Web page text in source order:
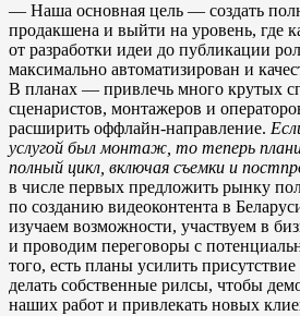
— Наша основная цель — создать
продакшена и выйти на уровень, где
от разработки идеи до публикации
максимально автоматизирован и
В планах — привлечь много крутых
сценаристов, монтажеров и
расширить оффлайн-направление.
услугой был монтаж, то теперь
полный цикл, включая съемки и
в числе первых предложить рынку
по созданию видеоконтента в
изучаем возможности, участвуем в
и проводим переговоры с
того, есть планы усилить
делать собственные рилсы, чтобы
наших работ и привлекать новых